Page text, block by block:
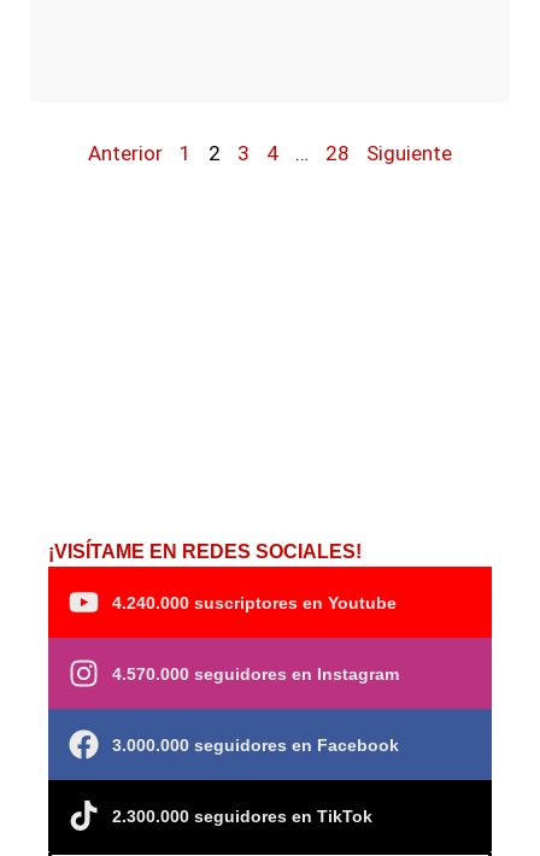
Anterior 1 2 3 4 … 28 Siguiente
¡VISÍTAME EN REDES SOCIALES!
4.240.000 suscriptores en Youtube
4.570.000 seguidores en Instagram
3.000.000 seguidores en Facebook
2.300.000 seguidores en TikTok